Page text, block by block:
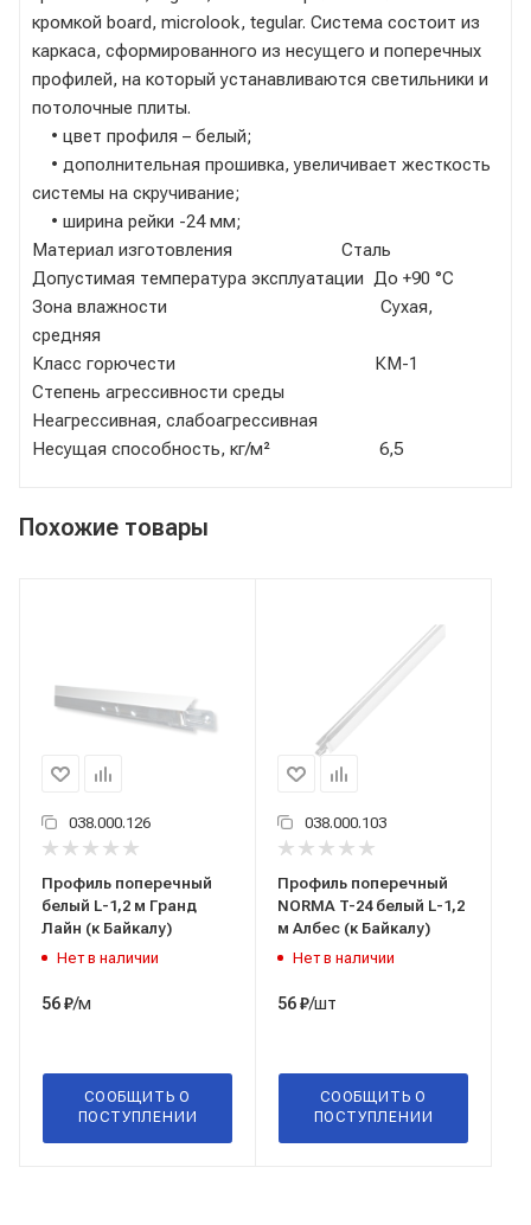
кромкой board, miсrolook, tegular. Система состоит из
каркаса, сформированного из несущего и поперечных
профилей, на который устанавливаются светильники и
потолочные плиты.
• цвет профиля – белый;
• дополнительная прошивка, увеличивает жесткость
системы на скручивание;
• ширина рейки -24 мм;
Материал изготовления Сталь
Допустимая температура эксплуатации До +90 °C
Зона влажности Сухая,
средняя
Класс горючести КМ-1
Степень агрессивности среды
Неагрессивная, слабоагрессивная
Несущая способность, кг/м² 6,5
Похожие товары
038.000.126
Профиль поперечный
белый L-1,2 м Гранд
Лайн (к Байкалу)
Нет в наличии
56₽/м
СООБЩИТЬ О
ПОСТУПЛЕНИИ
038.000.103
Профиль поперечный
NORMA T-24 белый L-1,2
м Албес (к Байкалу)
Нет в наличии
56₽/шт
СООБЩИТЬ О
ПОСТУПЛЕНИИ